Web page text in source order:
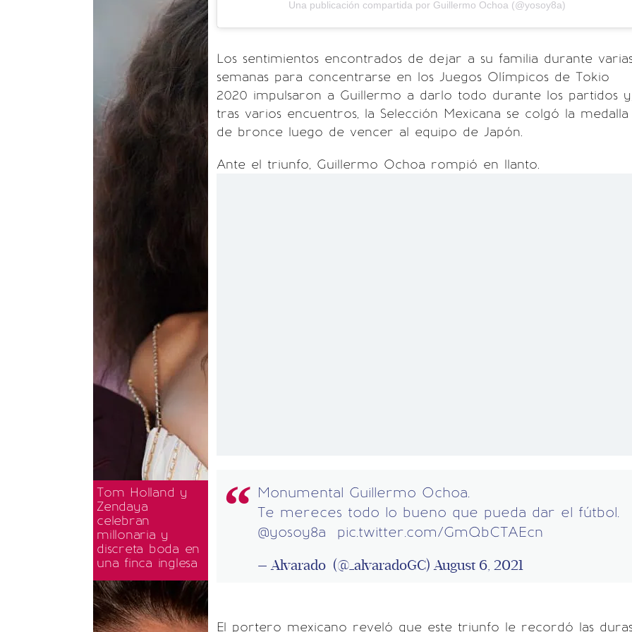
Tom Holland y
Zendaya
celebran
millonaria y
discreta boda en
una finca inglesa
Una publicación compartida por Guillermo Ochoa (@yosoy8a)
Los sentimientos encontrados de dejar a su familia durante
semanas para concentrarse en los Juegos Olímpicos de Tokio
2020 impulsaron a Guillermo a darlo todo durante los partidos
tras varios encuentros, la Selección Mexicana se colgó la medalla
de bronce luego de vencer al equipo de Japón.
Ante el triunfo, Guillermo Ochoa rompió en llanto.
Monumental Guillermo Ochoa.
Te mereces todo lo bueno que pueda dar el fútbol.
@yosoy8a
pic.twitter.com/GmQbCTAEcn
— Alvarado (@_alvaradoGC)August 6, 2021
El portero mexicano reveló que este triunfo le recordó las